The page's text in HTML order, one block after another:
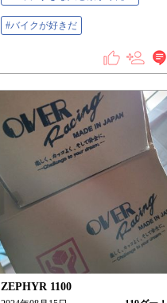
#バイクが好きだ
ZEPHYR 1100